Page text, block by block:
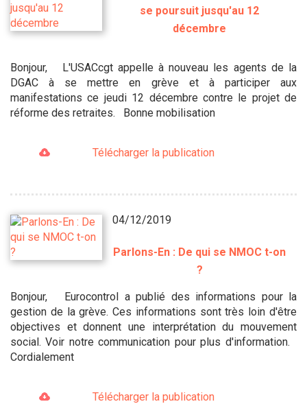
se poursuit jusqu'au 12
décembre
Bonjour, L'USACcgt appelle à nouveau les agents de la
DGAC à se mettre en grève et à participer aux
manifestations ce jeudi 12 décembre contre le projet de
réforme des retraites. Bonne mobilisation
Télécharger la publication
04/12/2019
Parlons-En : De qui se NMOC t-on
?
Bonjour, Eurocontrol a publié des informations pour la
gestion de la grève. Ces informations sont très loin d'être
objectives et donnent une interprétation du mouvement
social. Voir notre communication pour plus d'information.
Cordialement
Télécharger la publication